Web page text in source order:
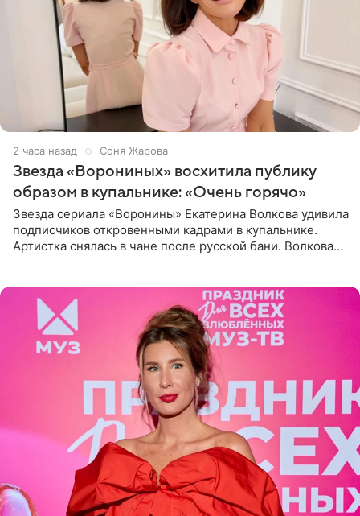
2 часа назад Соня Жарова
Звезда «Ворониных» восхитила публику
образом в купальнике: «Очень горячо»
Звезда сериала «Воронины» Екатерина Волкова удивила
подписчиков откровенными кадрами в купальнике.
Артистка снялась в чане после русской бани. Волкова